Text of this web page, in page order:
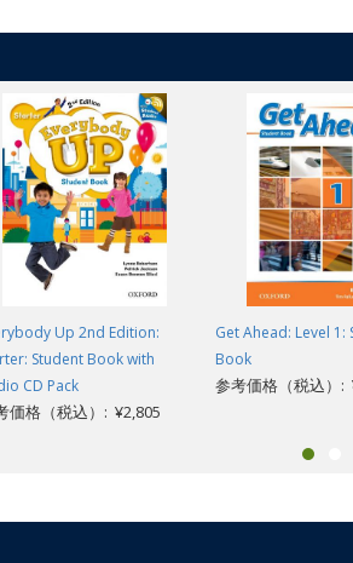
Up 2nd Edition:
Student Book with
CD Pack
価格（税込）: ¥2,805
Get Ahead: Level 1:
Book
参考価格（税込）: